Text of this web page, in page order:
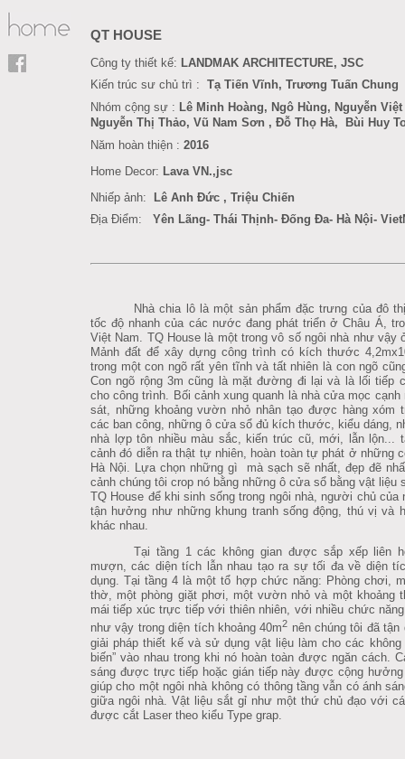
QT HOUSE
Công ty thiết kế: LANDMAK ARCHITECTURE, JSC
Kiến trúc sư chủ trì : Tạ Tiến Vĩnh, Trương Tuấn Chung
Nhóm cộng sự : Lê Minh Hoàng, Ngô Hùng, Nguyễn
Nguyễn Thị Thảo, Vũ Nam Sơn , Đỗ Thọ Hà,
Bùi Huy
Năm hoàn thiện : 2016
Home Decor: Lava VN.,jsc
Nhiếp ảnh:
Lê Anh Đức , Triệu Chiến
Địa Điểm: Yên Lãng- Thái Thịnh- Đống Đa- Hà Nội-
Nhà chia lô là một sản phẩm đặc trưng của đô
tốc độ nhanh của các nước đang phát triển ở Châu Á,
Việt Nam. TQ House là một trong vô số ngôi nhà như vậy
Mảnh đất để xây dựng công trình có kích thước
trong một con ngõ rất yên tĩnh và tất nhiên là con ngõ
Con ngõ rộng 3m cũng là mặt đường đi lại và là lối tiếp
cho công trình. Bối cảnh xung quanh là nhà cửa mọc cạnh
sát, những khoảng vườn nhỏ nhân tạo được hàng xóm
các ban công, những ô cửa sổ đủ kích thước, kiểu dáng,
nhà lợp tôn nhiều màu sắc, kiến trúc cũ, mới, lẫn lộn...
cảnh đó diễn ra thật tự nhiên, hoàn toàn tự phát ở những
Hà Nội. Lựa chọn những gì mà sạch sẽ nhất, đẹp đẽ
cảnh chúng tôi crop nó bằng những ô cửa sổ bằng vật liệu
TQ House để khi sinh sống trong ngôi nhà, người chủ của
tận hưởng như những khung tranh sống động, thú vị và
khác nhau.
Tại tầng 1 các không gian được sắp xếp liên
mượn, các diện tích lẫn nhau tạo ra sự tối đa về diện
dụng. Tại tầng 4 là một tổ hợp chức năng: Phòng chơi,
thờ, một phòng giặt phơi, một vườn nhỏ và một khoảng
mái tiếp xúc trực tiếp với thiên nhiên, với nhiều chức
như vậy trong diện tích khoảng 40m2 nên chúng tôi đã tận
giải pháp thiết kế và sử dụng vật liệu làm cho các không
biến” vào nhau trong khi nó hoàn toàn được ngăn cách.
sáng được trực tiếp hoặc gián tiếp này được cộng hưởng
giúp cho một ngôi nhà không có thông tầng vẫn có ánh
giữa ngôi nhà. Vật liệu sắt gỉ như một thứ chủ đạo với
được cắt Laser theo kiểu Type grap.